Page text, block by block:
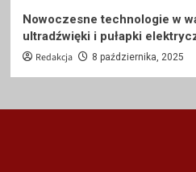
Nowoczesne technologie w
ultradźwięki i pułapki
Redakcja 8 października, 2025